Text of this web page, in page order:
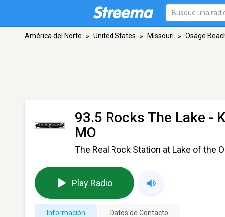
América del Norte » United States » Missouri » Osage
93.5 Rocks The Lake -
MO
The Real Rock Station at Lake of the
Play Radio
Información Datos de Contacto